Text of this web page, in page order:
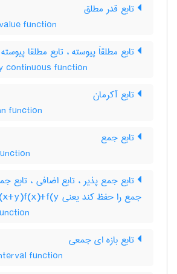
تابع قدر مطلق
function
تابع مطلقاَ پیوسته ، تابع مطلقا پیوسته
continuous function
تابع آکرمان
function
تابع جمع
جمع را حفظ کند یعنی f(x+y)f(x)+f(y ، تابع جمعی
تابع بازه ای جمعی
function